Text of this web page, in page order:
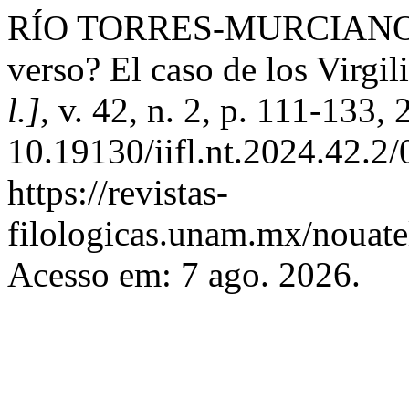
RÍO TORRES-
verso? El caso de los
l.], v. 42, n. 2, p. 111-133,
10.19130/
https://revistas-
filologicas.unam.mx/
Acesso em: 7 ago. 2026.